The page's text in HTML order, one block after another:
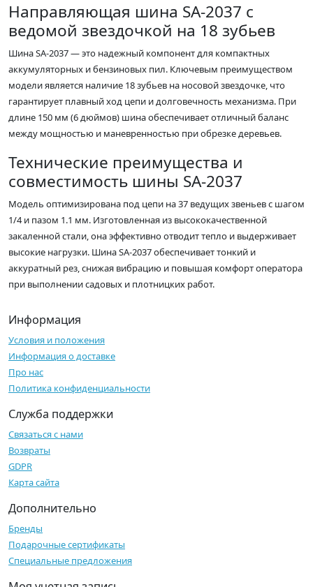
Направляющая шина SA-2037 с
ведомой звездочкой на 18 зубьев
Шина SA-2037 — это надежный компонент для компактных
аккумуляторных и бензиновых пил. Ключевым преимуществом
модели является наличие 18 зубьев на носовой звездочке, что
гарантирует плавный ход цепи и долговечность механизма. При
длине 150 мм (6 дюймов) шина обеспечивает отличный баланс
между мощностью и маневренностью при обрезке деревьев.
Технические преимущества и
совместимость шины SA-2037
Модель оптимизирована под цепи на 37 ведущих звеньев с шагом
1/4 и пазом 1.1 мм. Изготовленная из высококачественной
закаленной стали, она эффективно отводит тепло и выдерживает
высокие нагрузки. Шина SA-2037 обеспечивает тонкий и
аккуратный рез, снижая вибрацию и повышая комфорт оператора
при выполнении садовых и плотницких работ.
Информация
Условия и положения
Информация о доставке
Про нас
Политика конфиденциальности
Служба поддержки
Связаться с нами
Возвраты
GDPR
Карта сайта
Дополнительно
Бренды
Подарочные сертификаты
Специальные предложения